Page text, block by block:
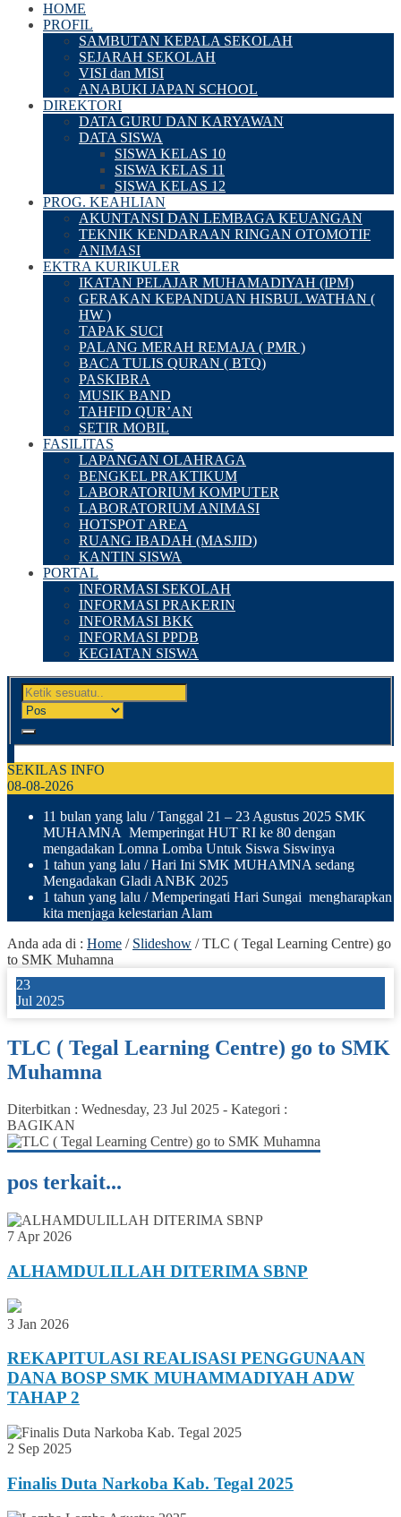
HOME
PROFIL
SAMBUTAN KEPALA SEKOLAH
SEJARAH SEKOLAH
VISI dan MISI
ANABUKI JAPAN SCHOOL
DIREKTORI
DATA GURU DAN KARYAWAN
DATA SISWA
SISWA KELAS 10
SISWA KELAS 11
SISWA KELAS 12
PROG. KEAHLIAN
AKUNTANSI DAN LEMBAGA KEUANGAN
TEKNIK KENDARAAN RINGAN OTOMOTIF
ANIMASI
EKTRA KURIKULER
IKATAN PELAJAR MUHAMADIYAH (IPM)
GERAKAN KEPANDUAN HISBUL WATHAN (
HW )
TAPAK SUCI
PALANG MERAH REMAJA ( PMR )
BACA TULIS QURAN ( BTQ)
PASKIBRA
MUSIK BAND
TAHFID QUR’AN
SETIR MOBIL
FASILITAS
LAPANGAN OLAHRAGA
BENGKEL PRAKTIKUM
LABORATORIUM KOMPUTER
LABORATORIUM ANIMASI
HOTSPOT AREA
RUANG IBADAH (MASJID)
KANTIN SISWA
PORTAL
INFORMASI SEKOLAH
INFORMASI PRAKERIN
INFORMASI BKK
INFORMASI PPDB
KEGIATAN SISWA
SEKILAS INFO
08-08-2026
11 bulan yang lalu / Tanggal 21 – 23 Agustus 2025 SMK
MUHAMNA Memperingat HUT RI ke 80 dengan
mengadakan Lomna Lomba Untuk Siswa Siswinya
1 tahun yang lalu / Hari Ini SMK MUHAMNA sedang
Mengadakan Gladi ANBK 2025
1 tahun yang lalu / Memperingati Hari Sungai mengharapkan
kita menjaga kelestarian Alam
Anda ada di : Home / Slideshow /TLC ( Tegal Learning Centre) go
to SMK Muhamna
23
Jul 2025
TLC ( Tegal Learning Centre) go to SMK
Muhamna
Diterbitkan : Wednesday, 23 Jul 2025 - Kategori :
BAGIKAN
pos terkait...
7 Apr 2026
ALHAMDULILLAH DITERIMA SBNP
3 Jan 2026
REKAPITULASI REALISASI PENGGUNAAN
DANA BOSP SMK MUHAMMADIYAH ADW
TAHAP 2
2 Sep 2025
Finalis Duta Narkoba Kab. Tegal 2025